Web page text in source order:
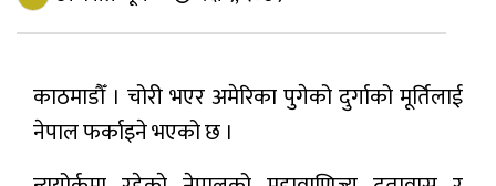
विश्व
काठमाडौँ । चोरी भएर अमेरिका पुगेको दुर्गाको मूर्तिलाई
नेपाल फर्काइने भएको छ ।